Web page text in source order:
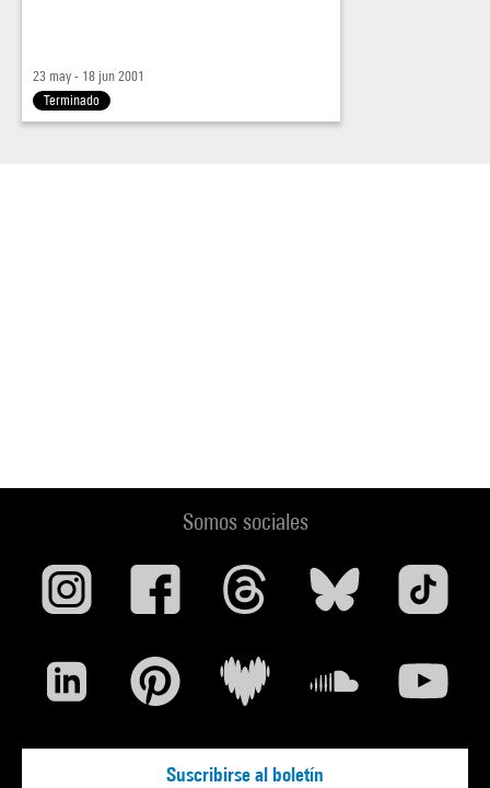
23 may - 18 jun 2001
Terminado
Somos sociales
Suscribirse al boletín